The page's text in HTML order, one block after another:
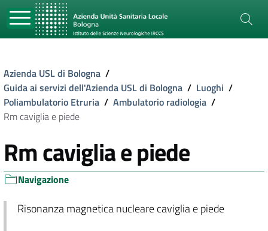
Azienda USL di Bologna /
Guida ai servizi dell'Azienda USL di Bologna / Luoghi /
Poliambulatorio Etruria / Ambulatorio radiologia /
Rm caviglia e piede
Rm caviglia e piede
Navigazione
Risonanza magnetica nucleare caviglia e piede